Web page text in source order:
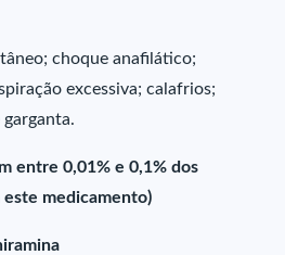
choque anafilático;
excessiva; calafrios;
entre 0,01% e 0,1% dos
medicamento)